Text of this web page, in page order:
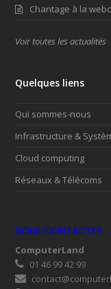
Chantage à la
Voir toutes les actualités
Quelques liens
Qui sommes-nous
Infrastructure &
Cloud computing
Réseaux & Télécoms
NOUS CONTACTER
ComputerLand
01 46 99 42 99